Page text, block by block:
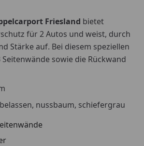
Friesland bietet
für 2 Autos und weist, durch
Stärke auf. Bei diesem speziellen
sowie die Rückwand
nussbaum, schiefergrau